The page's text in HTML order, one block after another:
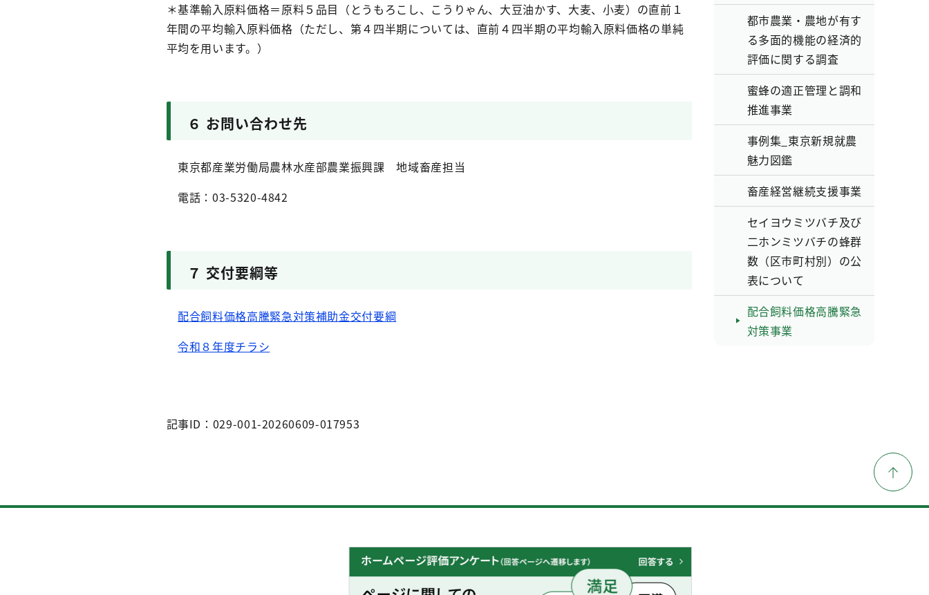
＊基準輸入原料価格＝原料５品目（とうもろこし、こうりゃん、大豆油かす、大麦、小麦）の直前１
年間の平均輸入原料価格（ただし、第４四半期については、直前４四半期の平均輸入原料価格の単純
平均を用います。）
６ お問い合わせ先
東京都産業労働局農林水産部農業振興課 地域畜産担当
電話：03-5320-4842
７ 交付要綱等
配合飼料価格高騰緊急対策補助金交付要綱
令和８年度チラシ
記事ID：029-001-20260609-017953
都市農業・農地が有す
る多面的機能の経済的
評価に関する調査
蜜蜂の適正管理と調和
推進事業
事例集_東京新規就農
魅力図鑑
畜産経営継続支援事業
セイヨウミツバチ及び
二ホンミツバチの蜂群
数（区市町村別）の公
表について
配合飼料価格高騰緊急
対策事業